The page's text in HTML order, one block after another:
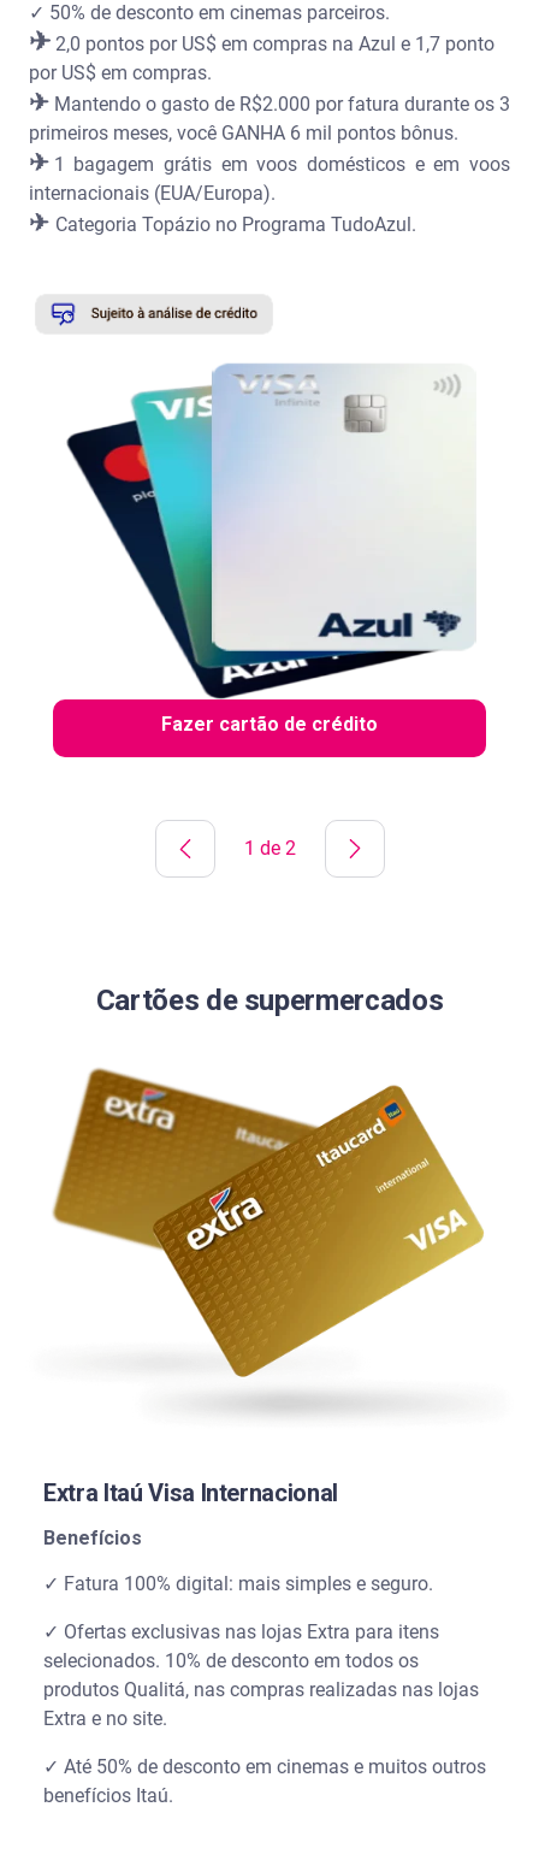
✓ 50% de desconto em cinemas parceiros.
✈ 2,0 pontos por US$ em compras na Azul e 1,7 ponto
por US$ em compras.
✈ Mantendo o gasto de R$2.000 por fatura durante os 3
primeiros meses, você GANHA 6 mil pontos bônus.
✈ 1 bagagem grátis em voos domésticos e em voos
internacionais (EUA/Europa).
✈ Categoria Topázio no Programa TudoAzul.
Fazer cartão de crédito
1 de 2
Cartões de supermercados
Extra Itaú Visa Internacional
Benefícios
✓ Fatura 100% digital: mais simples e seguro.
✓ Ofertas exclusivas nas lojas Extra para itens
selecionados. 10% de desconto em todos os
produtos Qualitá, nas compras realizadas nas lojas
Extra e no site.
✓ Até 50% de desconto em cinemas e muitos outros
benefícios Itaú.